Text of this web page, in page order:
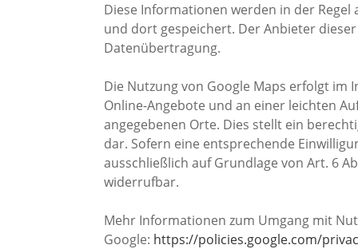
Diese Informationen werden in der Regel
und dort gespeichert. Der Anbieter
Datenübertragung.
Die Nutzung von Google Maps erfolgt
Online-Angebote und an einer leichten
angegebenen Orte. Dies stellt ein
dar. Sofern eine entsprechende
ausschließlich auf Grundlage von Art. 6
widerrufbar.
Mehr Informationen zum Umgang mit
Google: https://policies.google.com/